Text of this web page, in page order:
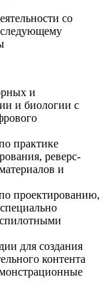
со
и
и биологии с
практике
реверс-
и
проектированию,
для создания
контента